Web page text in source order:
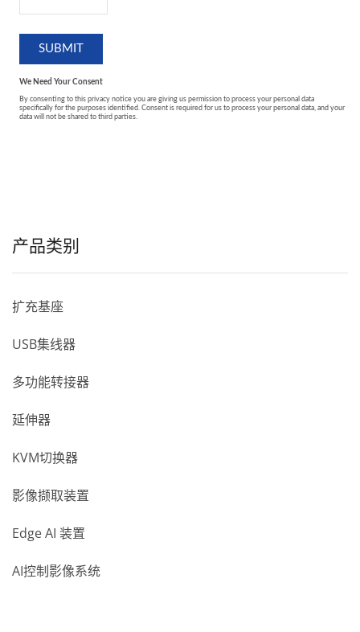
产品类别
扩充基座
USB集线器
多功能转接器
延伸器
KVM切换器
影像撷取装置
Edge AI 装置
AI控制影像系统